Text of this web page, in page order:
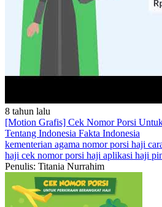
8 tahun lalu
[Motion Grafis] Cek Nomor Porsi
Tentang Indonesia Fakta Indonesia
kementerian agama nomor porsi haji
haji cek nomor porsi haji aplikasi haji
Penulis: Titania Nurrahim